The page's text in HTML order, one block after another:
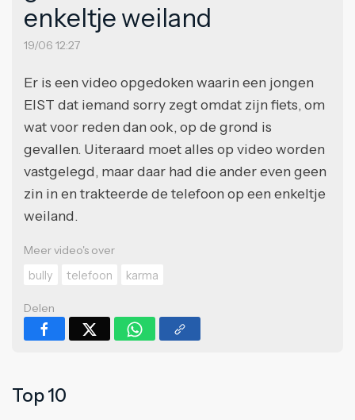
enkeltje weiland
19/06 12:27
Er is een video opgedoken waarin een jongen
EIST dat iemand sorry zegt omdat zijn fiets, om
wat voor reden dan ook, op de grond is
gevallen. Uiteraard moet alles op video worden
vastgelegd, maar daar had die ander even geen
zin in en trakteerde de telefoon op een enkeltje
weiland.
Meer video's over
bully
telefoon karma
Delen
Top 10